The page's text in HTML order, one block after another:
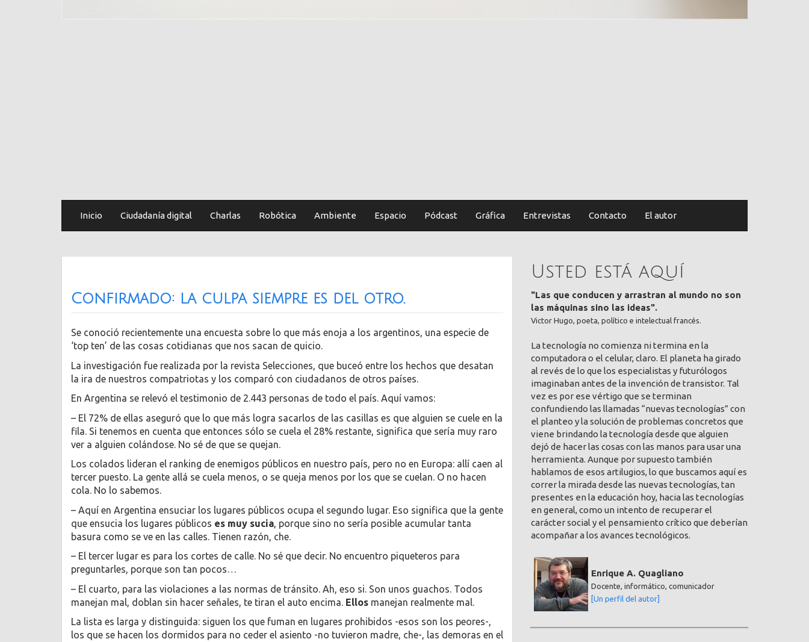
Inicio Ciudadanía digital Charlas Robótica Ambiente Espacio Pódcast Gráfica Entrevistas Contacto El autor
Confirmado: la culpa siempre es del otro.
Se conoció recientemente una encuesta sobre lo que más enoja a los argentinos, una especie de
‘top ten’ de las cosas cotidianas que nos sacan de quicio.
La investigación fue realizada por la revista Selecciones, que buceó entre los hechos que desatan
la ira de nuestros compatriotas y los comparó con ciudadanos de otros países.
En Argentina se relevó el testimonio de 2.443 personas de todo el país. Aquí vamos:
– El 72% de ellas aseguró que lo que más logra sacarlos de las casillas es que alguien se cuele en la
fila. Si tenemos en cuenta que entonces sólo se cuela el 28% restante, significa que sería muy raro
ver a alguien colándose. No sé de que se quejan.
Los colados lideran el ranking de enemigos públicos en nuestro país, pero no en Europa: allí caen al
tercer puesto. La gente allá se cuela menos, o se queja menos por los que se cuelan. O no hacen
cola. No lo sabemos.
– Aquí en Argentina ensuciar los lugares públicos ocupa el segundo lugar. Eso significa que la gente
que ensucia los lugares públicos es muy sucia, porque sino no sería posible acumular tanta
basura como se ve en las calles. Tienen razón, che.
– El tercer lugar es para los cortes de calle. No sé que decir. No encuentro piqueteros para
preguntarles, porque son tan pocos…
– El cuarto, para las violaciones a las normas de tránsito. Ah, eso si. Son unos guachos. Todos
manejan mal, doblan sin hacer señales, te tiran el auto encima. Ellos manejan realmente mal.
La lista es larga y distinguida: siguen los que fuman en lugares prohibidos -esos son los peores-,
los que se hacen los dormidos para no ceder el asiento -no tuvieron madre, che-, las demoras en el
Usted está aquí
"Las que conducen y arrastran al mundo no son
las máquinas sino las ideas".
Victor Hugo, poeta, político e intelectual francés.
La tecnología no comienza ni termina en la
computadora o el celular, claro. El planeta ha girado
al revés de lo que los especialistas y futurólogos
imaginaban antes de la invención de transistor. Tal
vez es por ese vértigo que se terminan
confundiendo las llamadas “nuevas tecnologías” con
el planteo y la solución de problemas concretos que
viene brindando la tecnología desde que alguien
dejó de hacer las cosas con las manos para usar una
herramienta. Aunque por supuesto también
hablamos de esos artilugios, lo que buscamos aquí es
correr la mirada desde las nuevas tecnologías, tan
presentes en la educación hoy, hacia las tecnologías
en general, como un intento de recuperar el
carácter social y el pensamiento crítico que deberían
acompañar a los avances tecnológicos.
Enrique A. Quagliano
Docente, informático, comunicador
[Un perfil del autor]